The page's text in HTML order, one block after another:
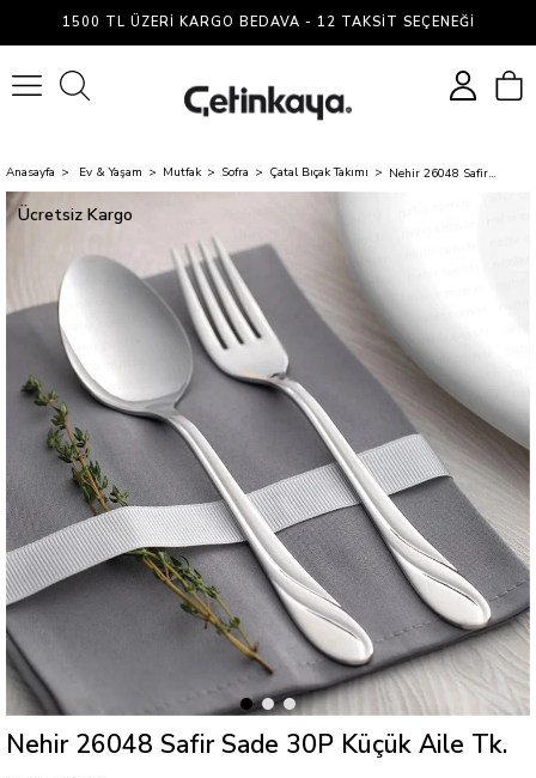
1500 TL ÜZERI KARGO BEDAVA - 12 TAKSIT SEÇENEĞI
Anasayfa Ev & Yaşam Mutfak Sofra Çatal Bıçak Takımı Nehir 26048 Safir Sade 30P Küçük Aile Tk.
Ücretsiz Kargo
Nehir 26048 Safir Sade 30P Küçük Aile Tk.